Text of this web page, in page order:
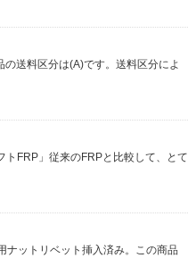
送料区分は(A)です。送料区分によ
FRP」従来のFRPと比較して、とて
ットリベット挿入済み。この商品